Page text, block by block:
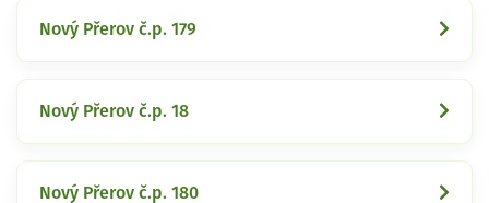
Nový Přerov č.p. 179
Nový Přerov č.p. 18
Nový Přerov č.p. 180